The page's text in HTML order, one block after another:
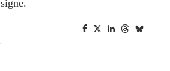
signe.